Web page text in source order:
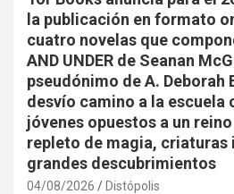
la publicación en formato
cuatro novelas que
AND UNDER de Seanan
pseudónimo de A. Deborah
desvío camino a la escuela
jóvenes opuestos a un
repleto de magia, criaturas
grandes descubrimientos
04/08/2026 Distópolis